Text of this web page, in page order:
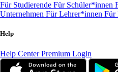
Für Studierende Für Schüler*innen
Unternehmen Für Lehrer*innen Für
Help
Help CenterPremium Login